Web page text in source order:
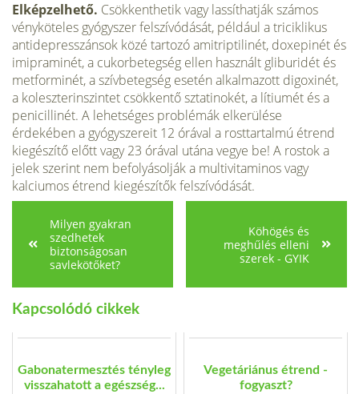
Elképzelhető. Csökkenthetik vagy lassíthatják számos
vényköteles gyógyszer felszívódását, például a triciklikus
antidepresszánsok közé tartozó amitriptilinét, doxepinét és
imipraminét, a cukorbetegség ellen használt gliburidét és
metforminét, a szívbetegség esetén alkalmazott digoxinét,
a koleszterinszintet csökkentő sztatinokét, a lítiumét és a
penicillinét. A lehetséges problémák elkerülése
érdekében a gyógyszereit 12 órával a rosttartalmú étrend
kiegészítő előtt vagy 23 órával utána vegye be! A rostok a
jelek szerint nem befolyásolják a multivitaminos vagy
kalciumos étrend kiegészítők felszívódását.
Milyen gyakran
szedhetek
biztonságosan
savlekötőket?
Köhögés és
meghűlés elleni
szerek - GYIK
Kapcsolódó cikkek
Gabonatermesztés tényleg
visszahatott a egészség...
Vegetáriánus étrend -
fogyaszt?